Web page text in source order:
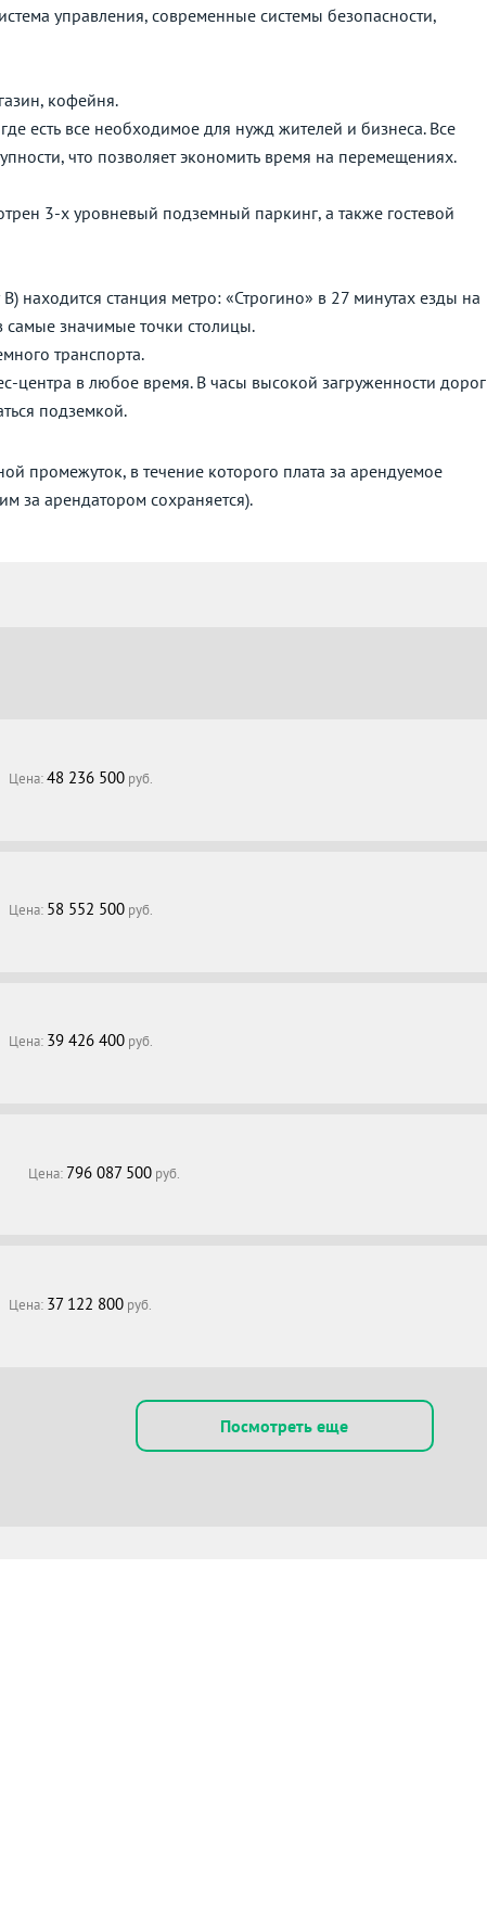
управления, современные системы безопасности,
кофейня.
есть все необходимое для нужд жителей и бизнеса. Все
что позволяет экономить время на перемещениях.
3-х уровневый подземный паркинг, а также гостевой
находится станция метро: «Строгино» в 27 минутах езды на
самые значимые точки столицы.
транспорта.
центра в любое время. В часы высокой загруженности дорог
подземкой.
промежуток, в течение которого плата за арендуемое
за арендатором сохраняется).
Цена:48 236 500 руб.
Цена: 58 552 500 руб.
Цена: 39 426 400 руб.
Цена: 796 087 500 руб.
Цена: 37 122 800 руб.
Посмотреть еще